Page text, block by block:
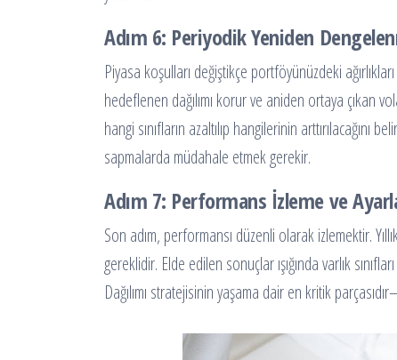
Adım 6: Periyodik Yeniden
Piyasa koşulları değiştikçe portföyünüzdeki
hedeflenen dağılımı korur ve aniden ortaya çıkan
hangi sınıfların azaltılıp hangilerinin
sapmalarda müdahale etmek gerekir.
Adım 7: Performans İzleme ve
Son adım, performansı düzenli olarak izlemektir.
gereklidir. Elde edilen sonuçlar ışığında varlık
Dağılımı stratejisinin yaşama dair en kritik